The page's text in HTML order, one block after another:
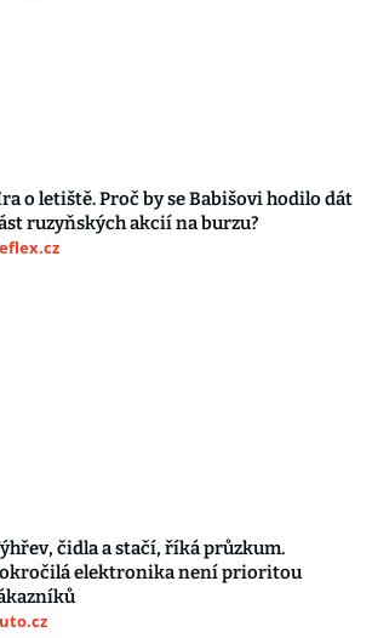
o letiště. Proč by se Babišovi hodilo dát
ruzyňských akcií na burzu?
čidla a stačí, říká průzkum.
elektronika není prioritou